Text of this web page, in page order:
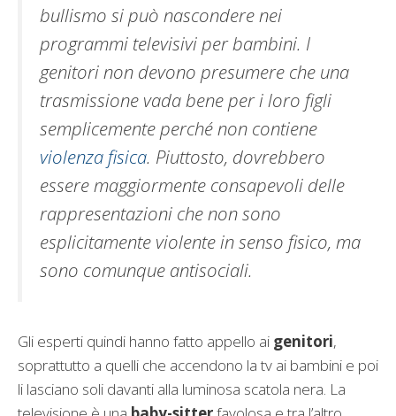
bullismo si può nascondere nei
programmi televisivi per bambini. I
genitori non devono presumere che una
trasmissione vada bene per i loro figli
semplicemente perché non contiene
violenza fisica. Piuttosto, dovrebbero
essere maggiormente consapevoli delle
rappresentazioni che non sono
esplicitamente violente in senso fisico, ma
sono comunque antisociali.
Gli esperti quindi hanno fatto appello ai genitori,
soprattutto a quelli che accendono la tv ai bambini e poi
li lasciano soli davanti alla luminosa scatola nera. La